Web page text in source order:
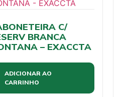
C/
BRANCA
– EXACCTA
ADICIONAR AO
CARRINHO